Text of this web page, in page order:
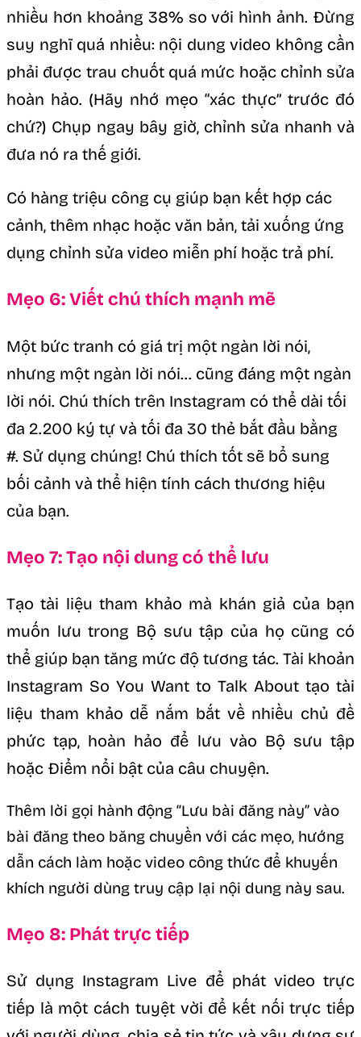
nhiều hơn khoảng 38% so với hình ảnh. Đừng
suy nghĩ quá nhiều: nội dung video không cần
phải được trau chuốt quá mức hoặc chỉnh sửa
hoàn hảo. (Hãy nhớ mẹo “xác thực” trước đó
chứ?) Chụp ngay bây giờ, chỉnh sửa nhanh và
đưa nó ra thế giới.
Có hàng triệu công cụ giúp bạn kết hợp các
cảnh, thêm nhạc hoặc văn bản, tải xuống ứng
dụng chỉnh sửa video miễn phí hoặc trả phí.
Mẹo 6: Viết chú thích mạnh mẽ
Một bức tranh có giá trị một ngàn lời nói,
nhưng một ngàn lời nói… cũng đáng một ngàn
lời nói. Chú thích trên Instagram có thể dài tối
đa 2.200 ký tự và tối đa 30 thẻ bắt đầu bằng
#. Sử dụng chúng! Chú thích tốt sẽ bổ sung
bối cảnh và thể hiện tính cách thương hiệu
của bạn.
Mẹo 7: Tạo nội dung có thể lưu
Tạo tài liệu tham khảo mà khán giả của bạn
muốn lưu trong Bộ sưu tập của họ cũng có
thể giúp bạn tăng mức độ tương tác. Tài khoản
Instagram So You Want to Talk About tạo tài
liệu tham khảo dễ nắm bắt về nhiều chủ đề
phức tạp, hoàn hảo để lưu vào Bộ sưu tập
hoặc Điểm nổi bật của câu chuyện.
Thêm lời gọi hành động “Lưu bài đăng này” vào
bài đăng theo băng chuyền với các mẹo, hướng
dẫn cách làm hoặc video công thức để khuyến
khích người dùng truy cập lại nội dung này sau.
Mẹo 8: Phát trực tiếp
Sử dụng Instagram Live để phát video trực
tiếp là một cách tuyệt vời để kết nối trực tiếp